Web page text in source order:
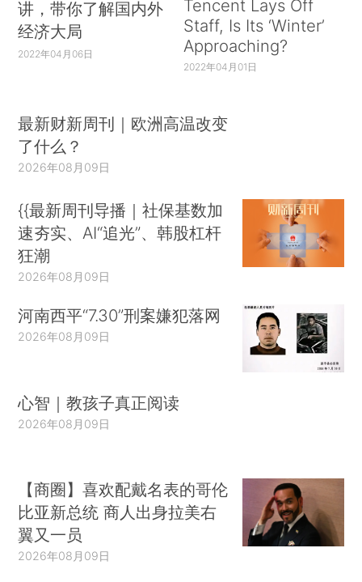
讲，带你了解国内外
经济大局
2022年04月06日
Tencent Lays Off
Staff, Is Its ‘Winter’
Approaching?
2022年04月01日
最新财新周刊｜欧洲高温改变
了什么？
2026年08月09日
{{最新周刊导播｜社保基数加
速夯实、AI“追光”、韩股杠杆
狂潮
2026年08月09日
河南西平“7.30”刑案嫌犯落网
2026年08月09日
心智｜教孩子真正阅读
2026年08月09日
【商圈】喜欢配戴名表的哥伦
比亚新总统 商人出身拉美右
翼又一员
2026年08月09日